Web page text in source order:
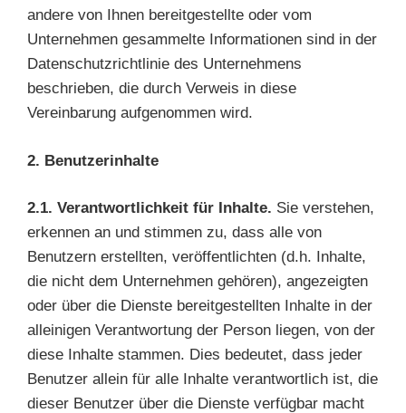
andere von Ihnen bereitgestellte oder vom
Unternehmen gesammelte Informationen sind in der
Datenschutzrichtlinie des Unternehmens
beschrieben, die durch Verweis in diese
Vereinbarung aufgenommen wird.
2. Benutzerinhalte
2.1. Verantwortlichkeit für Inhalte. Sie verstehen,
erkennen an und stimmen zu, dass alle von
Benutzern erstellten, veröffentlichten (d.h. Inhalte,
die nicht dem Unternehmen gehören), angezeigten
oder über die Dienste bereitgestellten Inhalte in der
alleinigen Verantwortung der Person liegen, von der
diese Inhalte stammen. Dies bedeutet, dass jeder
Benutzer allein für alle Inhalte verantwortlich ist, die
dieser Benutzer über die Dienste verfügbar macht